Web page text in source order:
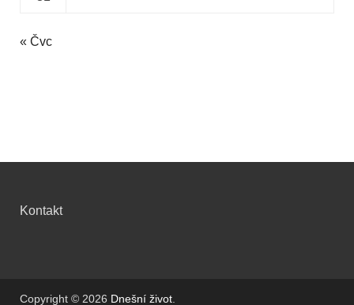
« Čvc
Kontakt
Copyright © 2026 Dnešní život